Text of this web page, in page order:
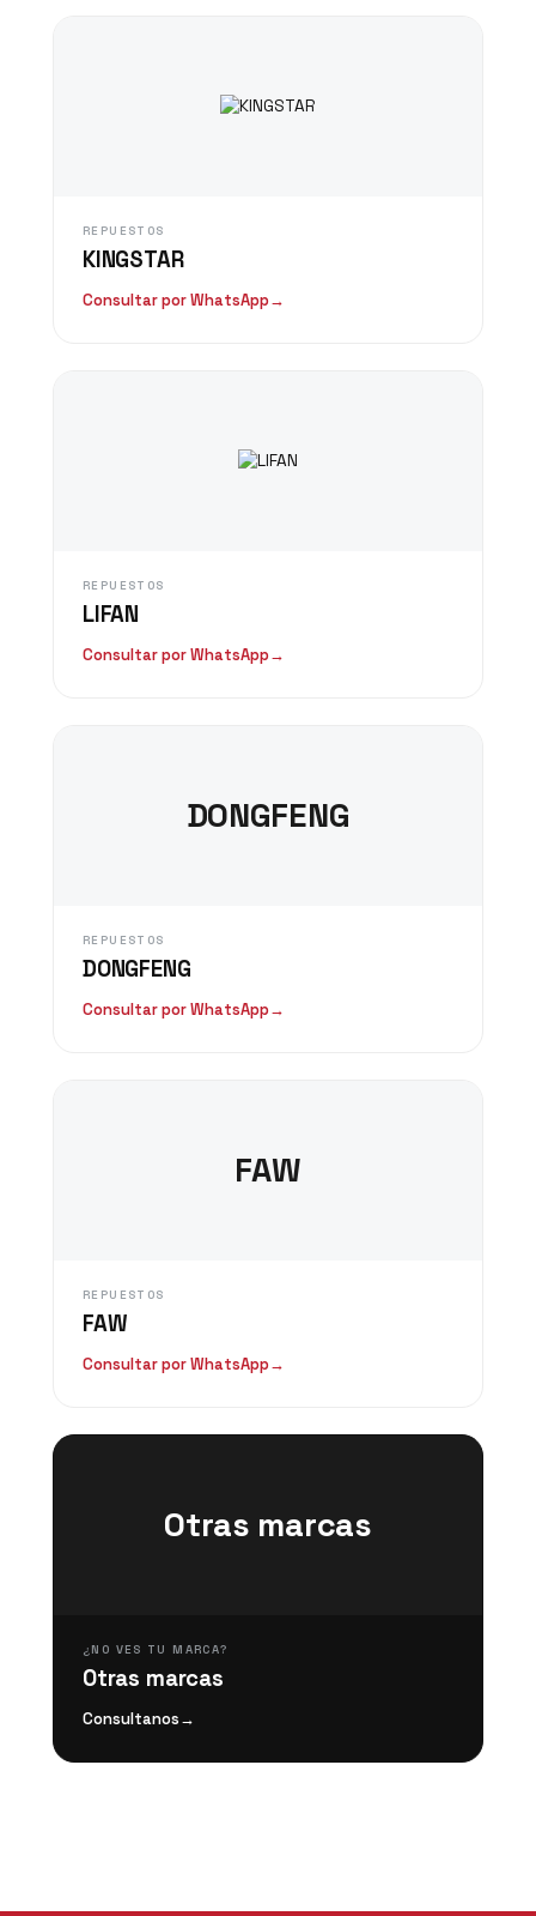
REPUESTOS
KINGSTAR
Consultar por WhatsApp→
REPUESTOS
LIFAN
Consultar por WhatsApp→
DONGFENG
REPUESTOS
DONGFENG
Consultar por WhatsApp→
FAW
REPUESTOS
FAW
Consultar por WhatsApp→
Otras marcas
¿NO VES TU MARCA?
Otras marcas
Consultanos→